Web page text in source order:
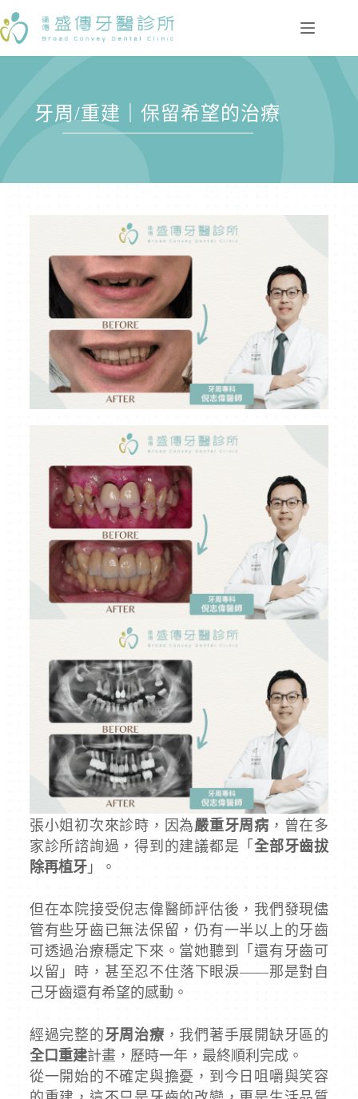
牙周/重建｜保留希望的治療
張小姐初次來診時，因為嚴重牙周病 ，曾在多
家診所諮詢過，得到的建議都是「全部牙齒拔
除再植牙」。
但在本院接受倪志偉醫師評估後，我們發現儘
管有些牙齒已無法保留，仍有一半以上的牙齒
可透過治療穩定下來。當她聽到「還有牙齒可
以留」時，甚至忍不住落下眼淚——那是對自
己牙齒還有希望的感動。
經過完整的牙周治療 ，我們著手展開缺牙區的
全口重建計畫，歷時一年，最終順利完成。
從一開始的不確定與擔憂，到今日咀嚼與笑容